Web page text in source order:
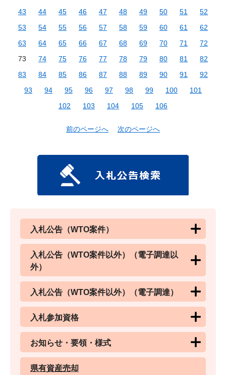
43
44 45 46 47 48 49 50 51
52
53
54 55 56 57 58 59 60 61
62
63
64 65 66 67 68 69 70 71
72
73
74 75 76 77 78 79 80 81
82
83
84 85 86 87 88 89 90 91
92
93
94 95 96 97 98 99 100
101
102
103 104 105 106
前のページへ 次のページへ
入札公告（WTO案件）
入札公告（WTO案件以外）（電子調達以
外）
入札公告（WTO案件以外）（電子調達）
入札参加資格
お知らせ・要領・様式
県有資産売却